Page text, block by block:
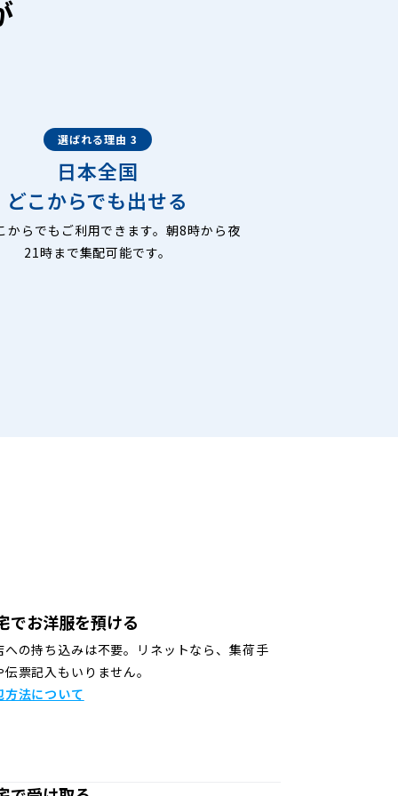
選ばれる理由 3
日本全国
どこからでも出せる
からでもご利用できます。朝8時から夜
21時まで集配可能です。
でお洋服を預ける
への持ち込みは不要。リネットなら、集荷手
伝票記入もいりません。
方法について